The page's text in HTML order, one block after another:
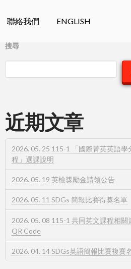
聯絡我們 ENGLISH
搜尋
近期文章
2026. 05. 25 115-1 「國際菁英英語學
程」選課說明
2026. 05. 19 英檢獎勵金請領公告
2026. 05. 11 SDGs 簡報比賽得獎名單
2026. 05. 08 115-1 共同英文課程相關
QR Code
2026. 04. 14 SDGs英語簡報比賽複賽